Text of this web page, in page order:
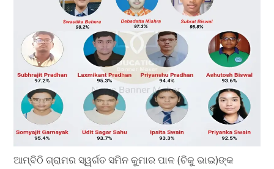
ଆମ୍ବିଠି ଗ୍ରାମର ସ୍ୱର୍ଗତ ସମିନ କୁମାର ପାଳ (ଚିକୁ ଭାଇ)ଙ୍କ